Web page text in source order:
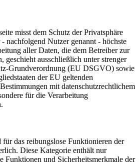
misst dem Schutz der Privatsphäre
- nachfolgend Nutzer genannt - höchste
aller Daten, die dem Betreiber zur
geschieht ausschließlich unter strenger
Grundverordnung (EU DSGVO) sowie
der EU geltenden
mit datenschutzrechtlichem
für die Verarbeitung
das reibungslose Funktionieren der
Diese Kategorie enthält nur
Funktionen und Sicherheitsmerkmale der